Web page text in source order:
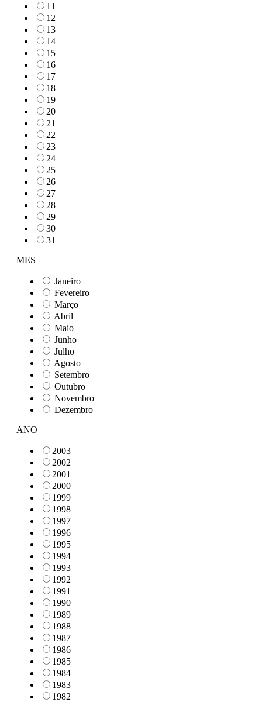
11
12
13
14
15
16
17
18
19
20
21
22
23
24
25
26
27
28
29
30
31
MES
Janeiro
Fevereiro
Março
Abril
Maio
Junho
Julho
Agosto
Setembro
Outubro
Novembro
Dezembro
ANO
2003
2002
2001
2000
1999
1998
1997
1996
1995
1994
1993
1992
1991
1990
1989
1988
1987
1986
1985
1984
1983
1982